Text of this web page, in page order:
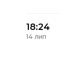
18:24
14 лип